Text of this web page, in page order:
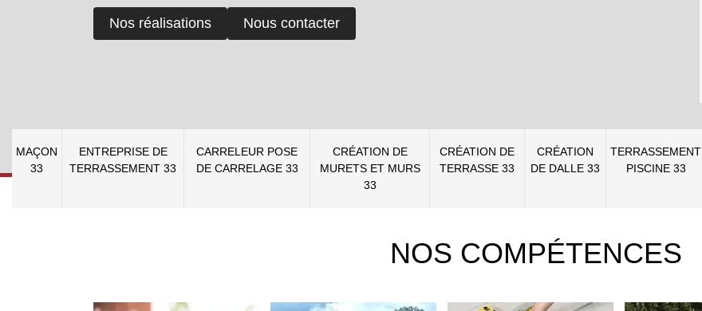
Nos réalisations Nous contacter
MAÇON
33
ENTREPRISE DE
TERRASSEMENT 33
CARRELEUR POSE
DE CARRELAGE 33
CRÉATION DE
MURETS ET MURS
33
CRÉATION DE
TERRASSE 33
CRÉATION
DE DALLE 33
TERRASSEMENT
PISCINE 33
NOS COMPÉTENCES